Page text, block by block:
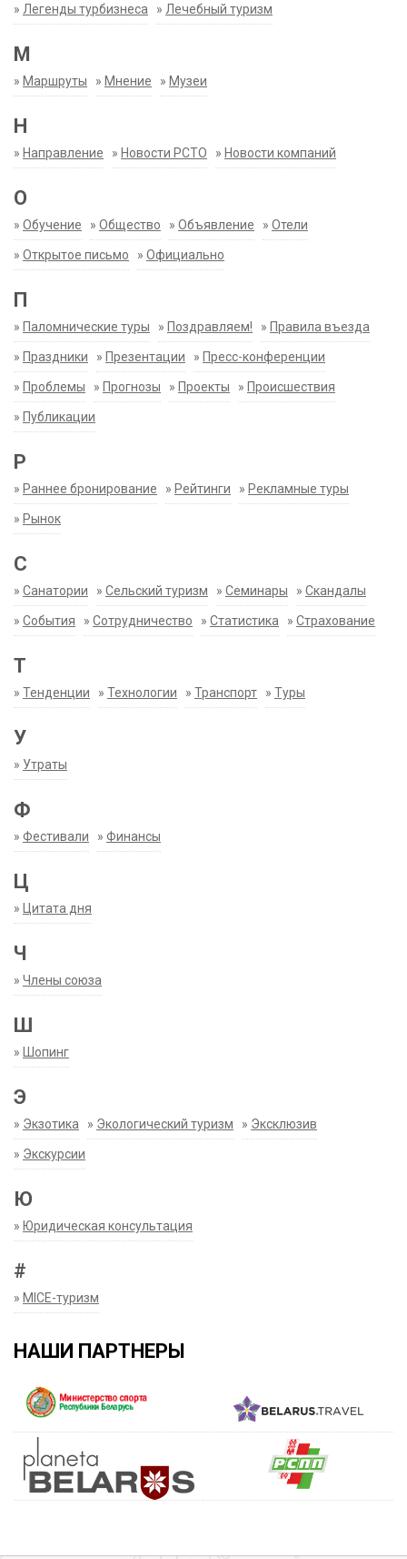
» Легенды турбизнеса » Лечебный туризм
М
» Маршруты » Мнение » Музеи
Н
» Направление » Новости РСТО » Новости компаний
О
» Обучение » Общество » Объявление » Отели
» Открытое письмо » Официально
П
» Паломнические туры » Поздравляем! » Правила въезда
» Праздники » Презентации » Пресс-конференции
» Проблемы » Прогнозы » Проекты » Происшествия
» Публикации
Р
» Раннее бронирование » Рейтинги » Рекламные туры
» Рынок
С
» Санатории » Сельский туризм » Семинары » Скандалы
» События » Сотрудничество » Статистика » Страхование
Т
» Тенденции » Технологии » Транспорт » Туры
У
» Утраты
Ф
» Фестивали » Финансы
Ц
» Цитата дня
Ч
» Члены союза
Ш
» Шопинг
Э
» Экзотика » Экологический туризм » Эксклюзив
» Экскурсии
Ю
» Юридическая консультация
#
» MICE-туризм
НАШИ ПАРТНЕРЫ